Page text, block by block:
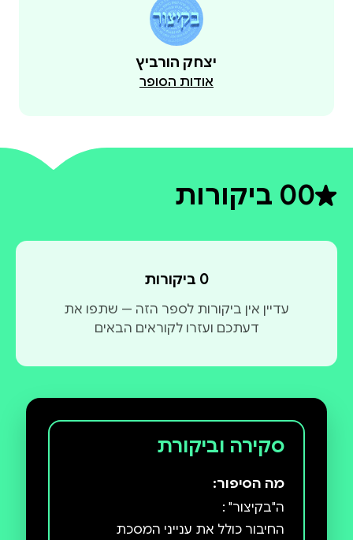
יצחק הורביץ
אודות הסופר
0דירוג ממוצע 0 מתוך 5
0 ביקורות
0 ביקורות
עדיין אין ביקורות לספר הזה — שתפו את
דעתכם ועזרו לקוראים הבאים
סקירה וביקורת
מה הסיפור:
החיבור כולל את ענייני המסכת